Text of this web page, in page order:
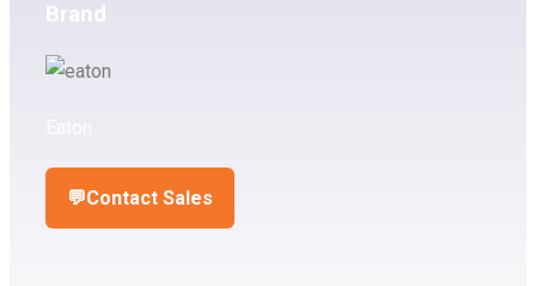
Brand
💬Contact Sales